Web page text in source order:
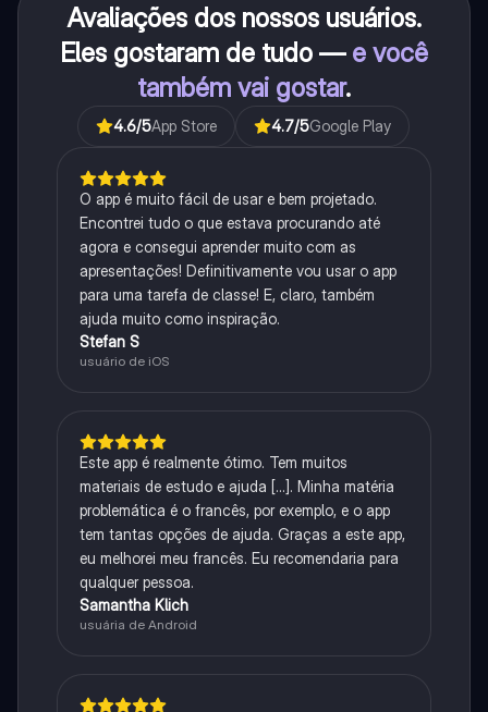
Avaliações dos nossos usuários.
Eles gostaram de tudo — e você
também vai gostar.
4.6/5App Store 4.7/5Google Play
O app é muito fácil de usar e bem projetado.
Encontrei tudo o que estava procurando até
agora e consegui aprender muito com as
apresentações! Definitivamente vou usar o app
para uma tarefa de classe! E, claro, também
ajuda muito como inspiração.
Stefan S
usuário de iOS
Este app é realmente ótimo. Tem muitos
materiais de estudo e ajuda [...]. Minha matéria
problemática é o francês, por exemplo, e o app
tem tantas opções de ajuda. Graças a este app,
eu melhorei meu francês. Eu recomendaria para
qualquer pessoa.
Samantha Klich
usuária de Android